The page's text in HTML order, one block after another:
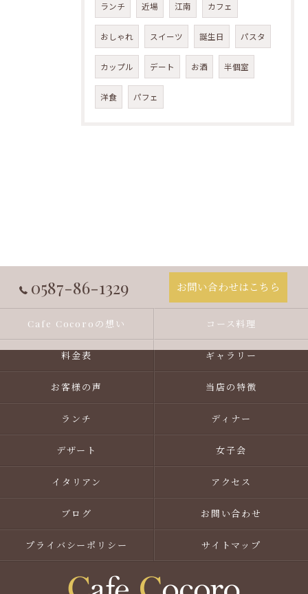
ランチ 近場 江南 カフェ
おしゃれ スイーツ 誕生日 パスタ
カップル デート お酒 半個室
洋食 パフェ
0587-86-1329 お問い合わせはこちら
Cafe Cocoroの想い コース料理
料金表 ギャラリー
お客様の声 当店の特徴
ランチ ディナー
デザート 女子会
イタリアン アクセス
ブログ お問い合わせ
プライバシーポリシー サイトマップ